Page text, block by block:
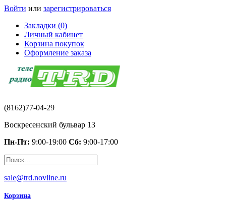
Войти или зарегистрироваться
Закладки (0)
Личный кабинет
Корзина покупок
Оформление заказа
(8162)77-04-29
Воскресенский бульвар 13
Пн-Пт: 9:00-19:00 Сб: 9:00-17:00
sale@trd.novline.ru
Корзина